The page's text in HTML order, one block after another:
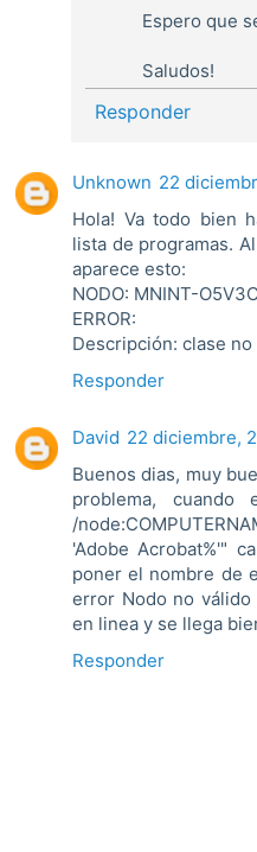
Espero que
Saludos!
Responder
Unknown 22
Hola! Va todo bien
lista de programas.
aparece esto:
NODO: MNINT-
ERROR:
Descripción: clase no
Responder
David 22 diciembre,
Buenos dias, muy
problema, cuando
/
'Adobe Acrobat%'"
poner el nombre de
error Nodo no
en linea y se llega
Responder